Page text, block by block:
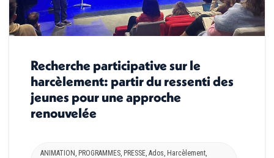
Recherche participative sur le
harcèlement: partir du ressenti des
jeunes pour une approche
renouvelée
ANIMATION , PROGRAMMES, PRESSE, Ados, Harcèlement,